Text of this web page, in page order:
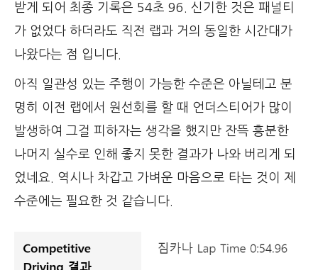
받게 되어 최종 기록은 54초 96. 신기한 것은 패널티
가 없었다 하더라도 직전 랩과 거의 동일한 시간대가
나왔다는 점 입니다.
아직 일관성 있는 주행이 가능한 수준은 아닐테고 분
명히 이전 랩에서 원선회를 할 때 언더스티어가 많이
발생하여 그걸 피하자는 생각을 했지만 잔뜩 흥분한
나머지 실수로 인해 좋지 못한 결과가 나와 버리게 되
었네요. 역시나 차갑고 가벼운 마음으로 타는 것이 제
수준에는 필요한 것 같습니다.